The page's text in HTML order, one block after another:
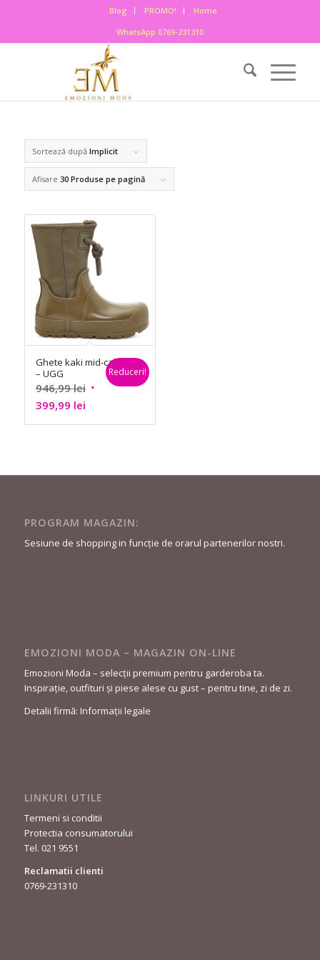
Blog PROMO!
Home
WhatsApp 0769-231310
Sortează după Implicit
Afisare 30 Produse pe pagină
Ghete kaki mid-calf
– UGG
946,99lei Prețul
a
399,99 leiPrețul
curent
Reduceri!
PROGRAM MAGAZIN:
Sesiune de shopping in funcție de orarul partenerilor nostri.
EMOZIONI MODA – MAGAZIN ON-LINE
Emozioni Moda – selecții premium pentru garderoba ta.
Inspirație, outfituri și piese alese cu gust – pentru tine, zi de zi.
Detalii firmă: Informații legale
LINKURI UTILE
Termeni si conditii
Protectia consumatorului
Tel. 021 9551
Reclamatii clienti
0769-231310